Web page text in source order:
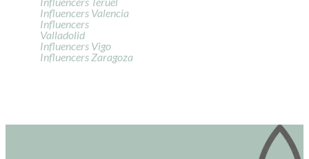
Influencers Valencia
Influencers
Valladolid
Influencers Vigo
Influencers Zaragoza